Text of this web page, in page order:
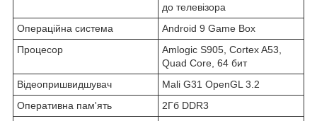
до телевізора
Операційна система
Android 9 Game Box
Процесор
Amlogic S905, Cortex A53,
Quad Core, 64 бит
Відеопришвидшувач
Mali G31 OpenGL 3.2
Оперативна пам'ять
2Гб DDR3